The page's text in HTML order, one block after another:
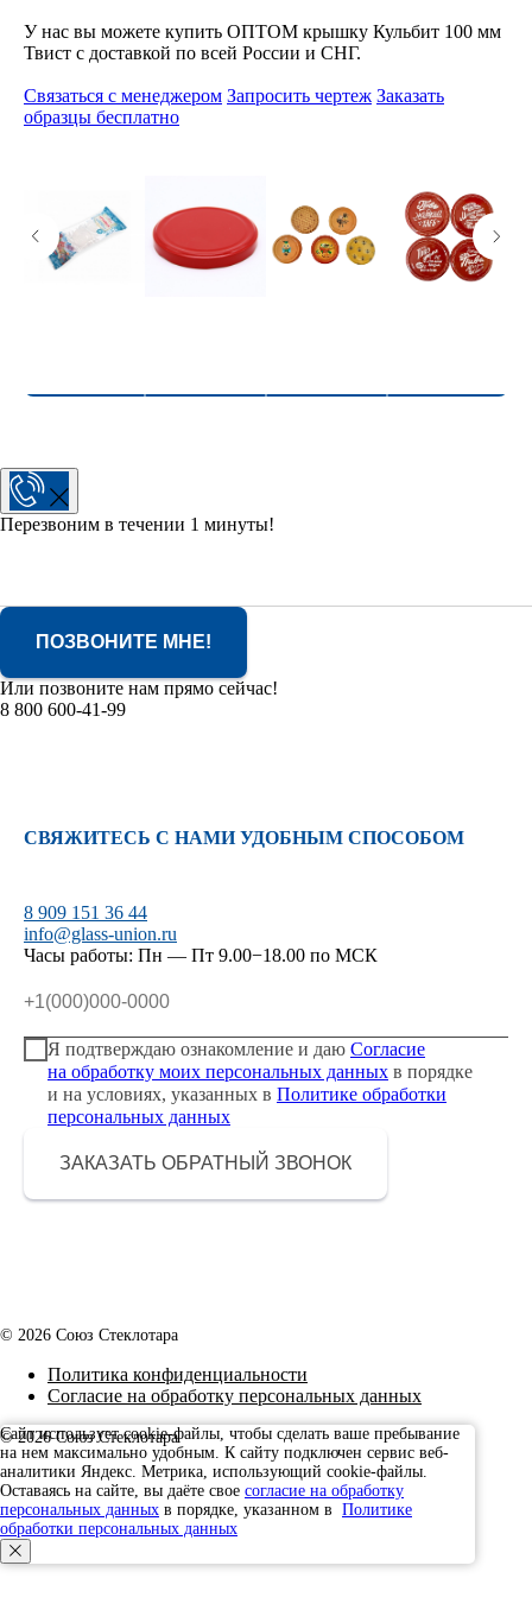
У нас вы можете купить ОПТОМ крышку Кульбит 100 мм
Твист с доставкой по всей России и СНГ.
Связаться с менеджером Запросить чертеж Заказать
образцы бесплатно
Перезвоним в течении 1 минуты!
ПОЗВОНИТЕ МНЕ!
Или позвоните нам прямо сейчас!
8 800 600-41-99
СВЯЖИТЕСЬ С НАМИ УДОБНЫМ СПОСОБОМ
8 909 151 36 44
info@glass-union.ru
Часы работы: Пн — Пт 9.00−18.00 по МСК
Я подтверждаю ознакомление и даю Согласие
на обработку моих персональных данных в порядке
и на условиях, указанных в Политике обработки
персональных данных
ЗАКАЗАТЬ ОБРАТНЫЙ ЗВОНОК
© 2026 Союз Стеклотара
Политика конфиденциальности
Согласие на обработку персональных данных
© 2026 Союз Стеклотара
Наверх
Сайт использует cookie-файлы, чтобы сделать ваше пребывание
на нем максимально удобным. К cайту подключен сервис веб-
аналитики Яндекс. Метрика, использующий cookie-файлы.
Оставаясь на сайте, вы даёте свое согласие на обработку
персональных данных в порядке, указанном в Политике
обработки персональных данных